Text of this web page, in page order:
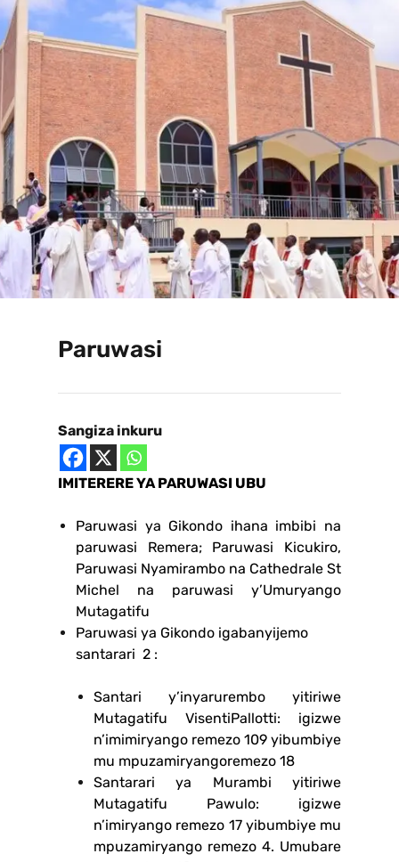
Paruwasi
Sangiza inkuru
IMITERERE YA PARUWASI UBU
Paruwasi ya Gikondo ihana imbibi na
paruwasi Remera; Paruwasi Kicukiro,
Paruwasi Nyamirambo na Cathedrale St
Michel na paruwasi y’Umuryango
Mutagatifu
Paruwasi ya Gikondo igabanyijemo
santarari 2 :
Santari y’inyarurembo yitiriwe
Mutagatifu VisentiPallotti: igizwe
n’imimiryango remezo 109 yibumbiye
mu mpuzamiryangoremezo 18
Santarari ya Murambi yitiriwe
Mutagatifu Pawulo: igizwe
n’imiryango remezo 17 yibumbiye mu
mpuzamiryango remezo 4. Umubare